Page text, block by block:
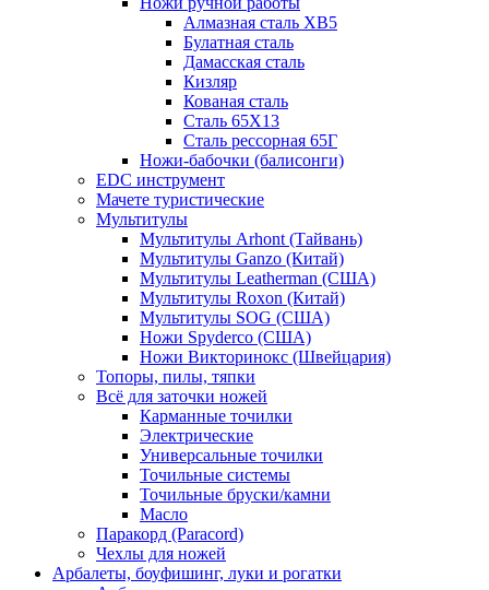
Алмазная сталь ХВ5
Булатная сталь
Дамасская сталь
Кизляр
Кованая сталь
Сталь 65Х13
Сталь рессорная 65Г
Ножи-бабочки (балисонги)
EDC инструмент
Мачете туристические
Мультитулы
Мультитулы Arhont (Тайвань)
Мультитулы Ganzo (Китай)
Мультитулы Leatherman (США)
Мультитулы Roxon (Китай)
Мультитулы SOG (США)
Ножи Spyderco (США)
Ножи Викторинокс (Швейцария)
Топоры, пилы, тяпки
Всё для заточки ножей
Карманные точилки
Электрические
Универсальные точилки
Точильные системы
Точильные бруски/камни
Масло
Паракорд (Paracord)
Чехлы для ножей
Арбалеты, боуфишинг, луки и рогатки